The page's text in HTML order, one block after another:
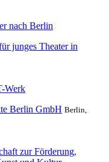
nach Berlin
junges Theater in
Werk
Berlin GmbH Berlin,
zur Förderung,